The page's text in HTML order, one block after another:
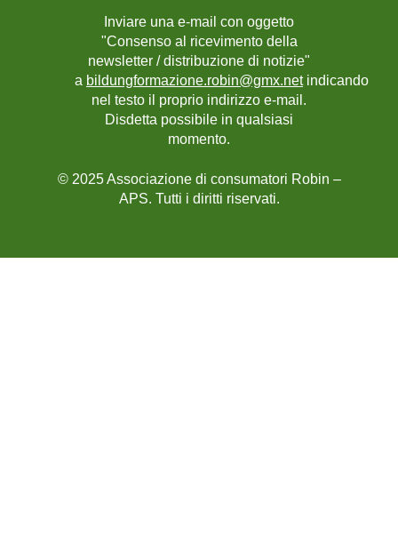
Inviare una e-mail con oggetto
"Consenso al ricevimento della
newsletter / distribuzione di notizie"
a bildungformazione.robin@gmx.netindicando
nel testo il proprio indirizzo e-mail.
Disdetta possibile in qualsiasi
momento.
© 2025 Associazione di consumatori Robin –
APS. Tutti i diritti riservati.